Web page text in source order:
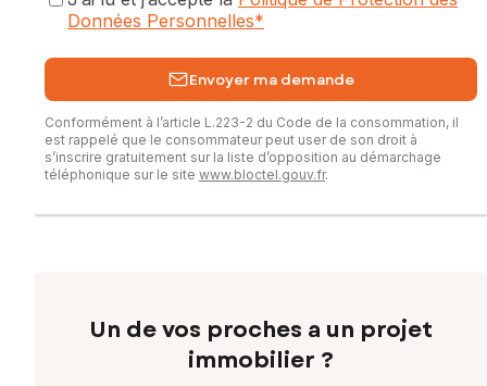
Les informations sur les risques auxquels ce bien est
exposé sont disponibles sur le site Géorisques :
Prix de vente : 250 000 €
Honoraires charge vendeur
Contactez votre conseiller SAFTI : Romain BOFI, Tél. :
0625885623, E-mail : romain.bofi@safti.fr - EI - Agent
Données Personnelles*
Envoyer ma demande
Conformément à l’article L.223-2 du Code de la consommation, il
est rappelé que le consommateur peut user de son droit à
s’inscrire gratuitement sur la liste d’opposition au démarchage
téléphonique sur le site www.bloctel.gouv.fr.
Un de vos proches a un projet
immobilier ?